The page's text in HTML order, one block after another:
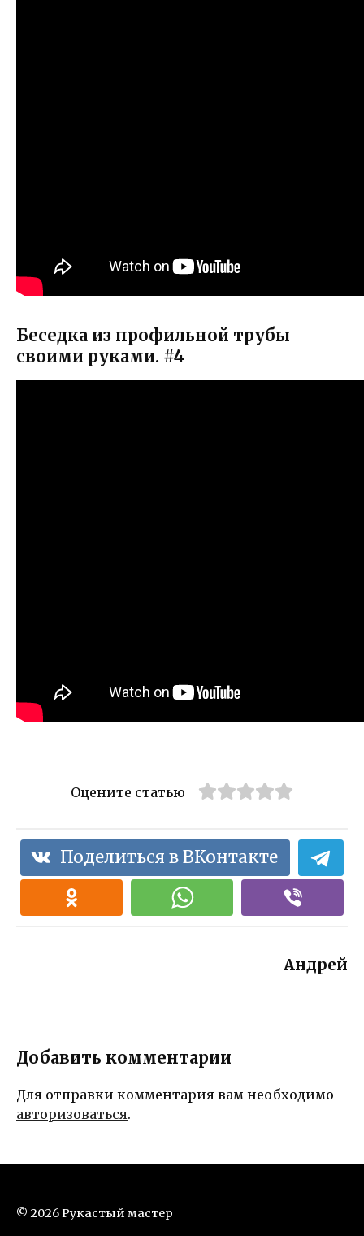
Беседка из профильной трубы
своими руками. #4
Оцените статью
Поделиться в ВКонтакте
Андрей
Добавить комментарии
Для отправки комментария вам необходимо
авторизоваться.
© 2026 Рукастый мастер